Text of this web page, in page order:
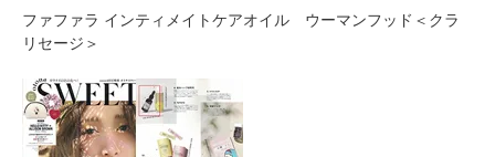
ファファラ インティメイトケアオイル ウーマンフッド＜クラ
リセージ＞